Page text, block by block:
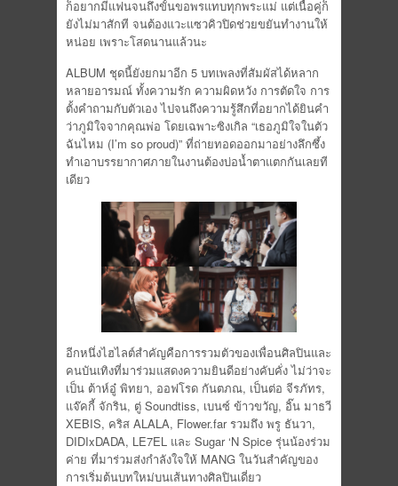
ก็อยากมีแฟนจนถึงขั้นขอพรแทบทุกพระแม่ แต่เนื้อคู่ก็
ยังไม่มาสักที จนต้องแวะแซวคิวปิดช่วยขยันทำงานให้
หน่อย เพราะโสดนานแล้วนะ
ALBUM ชุดนี้ยังยกมาอีก 5 บทเพลงที่สัมผัสได้หลาก
หลายอารมณ์ ทั้งความรัก ความผิดหวัง การตัดใจ การ
ตั้งคำถามกับตัวเอง ไปจนถึงความรู้สึกที่อยากได้ยินคำ
ว่าภูมิใจจากคุณพ่อ โดยเฉพาะซิงเกิล “เธอภูมิใจในตัว
ฉันไหม (I’m so proud)” ที่ถ่ายทอดออกมาอย่างลึกซึ้ง
ทำเอาบรรยากาศภายในงานต้องบ่อน้ำตาแตกกันเลยที
เดียว
อีกหนึ่งไฮไลต์สำคัญคือการรวมตัวของเพื่อนศิลปินและ
คนบันเทิงที่มาร่วมแสดงความยินดีอย่างคับคั่ง ไม่ว่าจะ
เป็น ต้าห์อู๋ พิทยา, ออฟโรด กันตภณ, เป็นต่อ จีรภัทร,
แจ๊คกี้ จักริน, ตู่ Soundtiss, เบนซ์ ข้าวขวัญ, อิ๊น มาธวี
XEBIS, คริส ALALA, Flower.far รวมถึง พรู ธันวา,
DIDIxDADA, LE7EL และ Sugar ‘N Spice รุ่นน้องร่วม
ค่าย ที่มาร่วมส่งกำลังใจให้ MANG ในวันสำคัญของ
การเริ่มต้นบทใหม่บนเส้นทางศิลปินเดี่ยว